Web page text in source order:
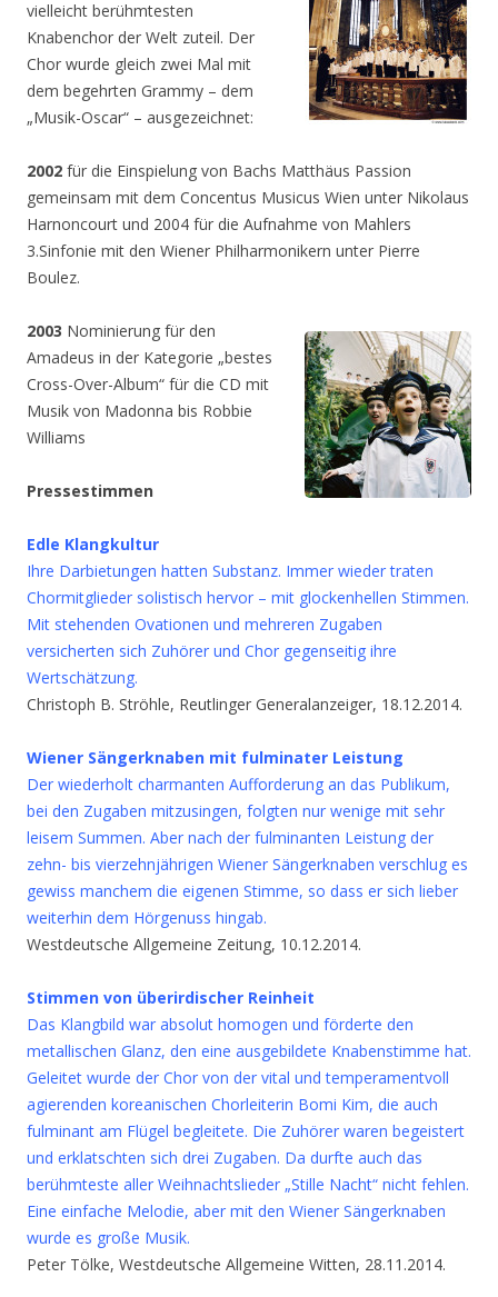
vielleicht berühmtesten
Knabenchor der Welt zuteil. Der
Chor wurde gleich zwei Mal mit
dem begehrten Grammy – dem
„Musik-Oscar“ – ausgezeichnet:
2002 für die Einspielung von Bachs Matthäus Passion
gemeinsam mit dem Concentus Musicus Wien unter Nikolaus
Harnoncourt und 2004 für die Aufnahme von Mahlers
3.Sinfonie mit den Wiener Philharmonikern unter Pierre
Boulez.
2003 Nominierung für den
Amadeus in der Kategorie „bestes
Cross-Over-Album“ für die CD mit
Musik von Madonna bis Robbie
Williams
Pressestimmen
Edle Klangkultur
Ihre Darbietungen hatten Substanz. Immer wieder traten
Chormitglieder solistisch hervor – mit glockenhellen Stimmen.
Mit stehenden Ovationen und mehreren Zugaben
versicherten sich Zuhörer und Chor gegenseitig ihre
Wertschätzung.
Christoph B. Ströhle, Reutlinger Generalanzeiger, 18.12.2014.
Wiener Sängerknaben mit fulminater Leistung
Der wiederholt charmanten Aufforderung an das Publikum,
bei den Zugaben mitzusingen, folgten nur wenige mit sehr
leisem Summen. Aber nach der fulminanten Leistung der
zehn- bis vierzehnjährigen Wiener Sängerknaben verschlug es
gewiss manchem die eigenen Stimme, so dass er sich lieber
weiterhin dem Hörgenuss hingab.
Westdeutsche Allgemeine Zeitung, 10.12.2014.
Stimmen von überirdischer Reinheit
Das Klangbild war absolut homogen und förderte den
metallischen Glanz, den eine ausgebildete Knabenstimme hat.
Geleitet wurde der Chor von der vital und temperamentvoll
agierenden koreanischen Chorleiterin Bomi Kim, die auch
fulminant am Flügel begleitete. Die Zuhörer waren begeistert
und erklatschten sich drei Zugaben. Da durfte auch das
berühmteste aller Weihnachtslieder „Stille Nacht“ nicht fehlen.
Eine einfache Melodie, aber mit den Wiener Sängerknaben
wurde es große Musik.
Peter Tölke, Westdeutsche Allgemeine Witten, 28.11.2014.